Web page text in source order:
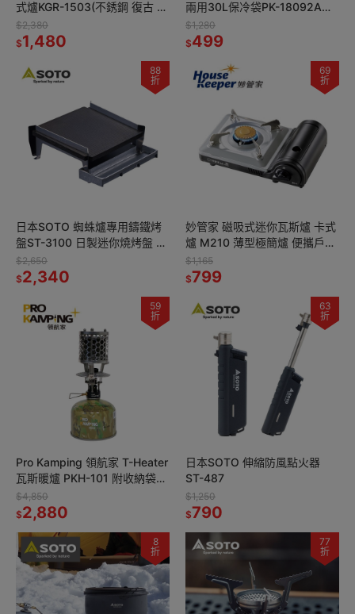
式爐KGR-1503(不銹鋼 復古 極
簡 迷你 露營瓦斯爐 休閒爐)
$2,380
$1,480
兩用30L保冷袋PK-18092A
(灰) 休閒野餐 戶外 露營 釣魚
$1,280
$499
88
折
日本SOTO 蜘蛛爐專用鑄鐵烤
盤ST-3100 日製迷你燒烤盤 露
營野營烤肉盤 煎烤盤 鑄鐵盤
$2,650
$2,340
69
折
妙管家 磁吸式迷你瓦斯爐 卡式
爐 M210 薄型極簡爐 便攜戶外
休閒爐 露營燒烤爐 居家備用爐
小家庭、租屋族皆適用
$1,165
$799
59
折
Pro Kamping 領航家 T-Heater
瓦斯暖爐 PKH-101 附收納袋
韓國燙金石 氣氛燈 露營野營
$4,850
$2,880
63
折
日本SOTO 伸縮防風點火器
ST-487
$1,250
$790
8
折
77
折